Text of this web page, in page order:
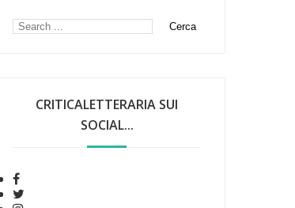
CRITICALETTERARIA SUI
SOCIAL...